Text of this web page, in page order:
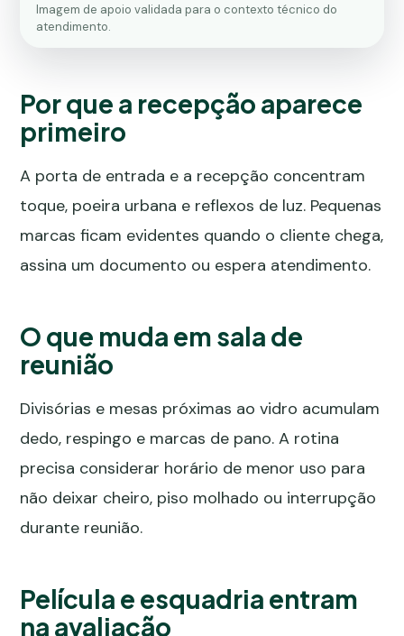
Imagem de apoio validada para o contexto técnico do
atendimento.
Por que a recepção aparece
primeiro
A porta de entrada e a recepção concentram
toque, poeira urbana e reflexos de luz. Pequenas
marcas ficam evidentes quando o cliente chega,
assina um documento ou espera atendimento.
O que muda em sala de
reunião
Divisórias e mesas próximas ao vidro acumulam
dedo, respingo e marcas de pano. A rotina
precisa considerar horário de menor uso para
não deixar cheiro, piso molhado ou interrupção
durante reunião.
Película e esquadria entram
na avaliação